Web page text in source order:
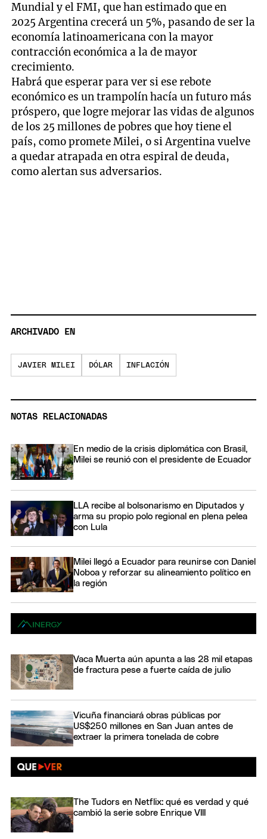
Mundial y el FMI, que han estimado que en
2025 Argentina crecerá un 5%, pasando de ser la
economía latinoamericana con la mayor
contracción económica a la de mayor
crecimiento.
Habrá que esperar para ver si ese rebote
económico es un trampolín hacía un futuro más
próspero, que logre mejorar las vidas de algunos
de los 25 millones de pobres que hoy tiene el
país, como promete Milei, o si Argentina vuelve
a quedar atrapada en otra espiral de deuda,
como alertan sus adversarios.
ARCHIVADO EN
JAVIER MILEI DÓLAR INFLACIÓN
NOTAS RELACIONADAS
En medio de la crisis diplomática con Brasil,
Milei se reunió con el presidente de Ecuador
LLA recibe al bolsonarismo en Diputados y
arma su propio polo regional en plena pelea
con Lula
Milei llegó a Ecuador para reunirse con Daniel
Noboa y reforzar su alineamiento político en
la región
Vaca Muerta aún apunta a las 28 mil etapas
de fractura pese a fuerte caída de julio
Vicuña financiará obras públicas por
US$250 millones en San Juan antes de
extraer la primera tonelada de cobre
The Tudors en Netflix: qué es verdad y qué
cambió la serie sobre Enrique VIII